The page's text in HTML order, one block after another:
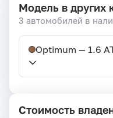
Модель в других
3 автомобилей в
Optimum — 1.6
Стоимость